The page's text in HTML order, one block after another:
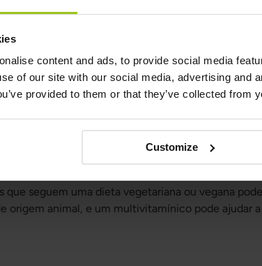
content and ads, to provide social media
of our site with our social media, advertising and
provided to them or that they’ve collected from
Customize
e
para crianças, é que eles podem ajudar
manutenção de uma boa saúde, como apoiar
cerebral. Além disso, alguns estudos sugerem
e alergias.
crianças com necessidades
crianças que têm restrições ou necessidades
suficientes de certas vitaminas e minerais, e
seguem uma dieta vegetariana ou vegana
origem animal, e um multivitamínico pode ajudar